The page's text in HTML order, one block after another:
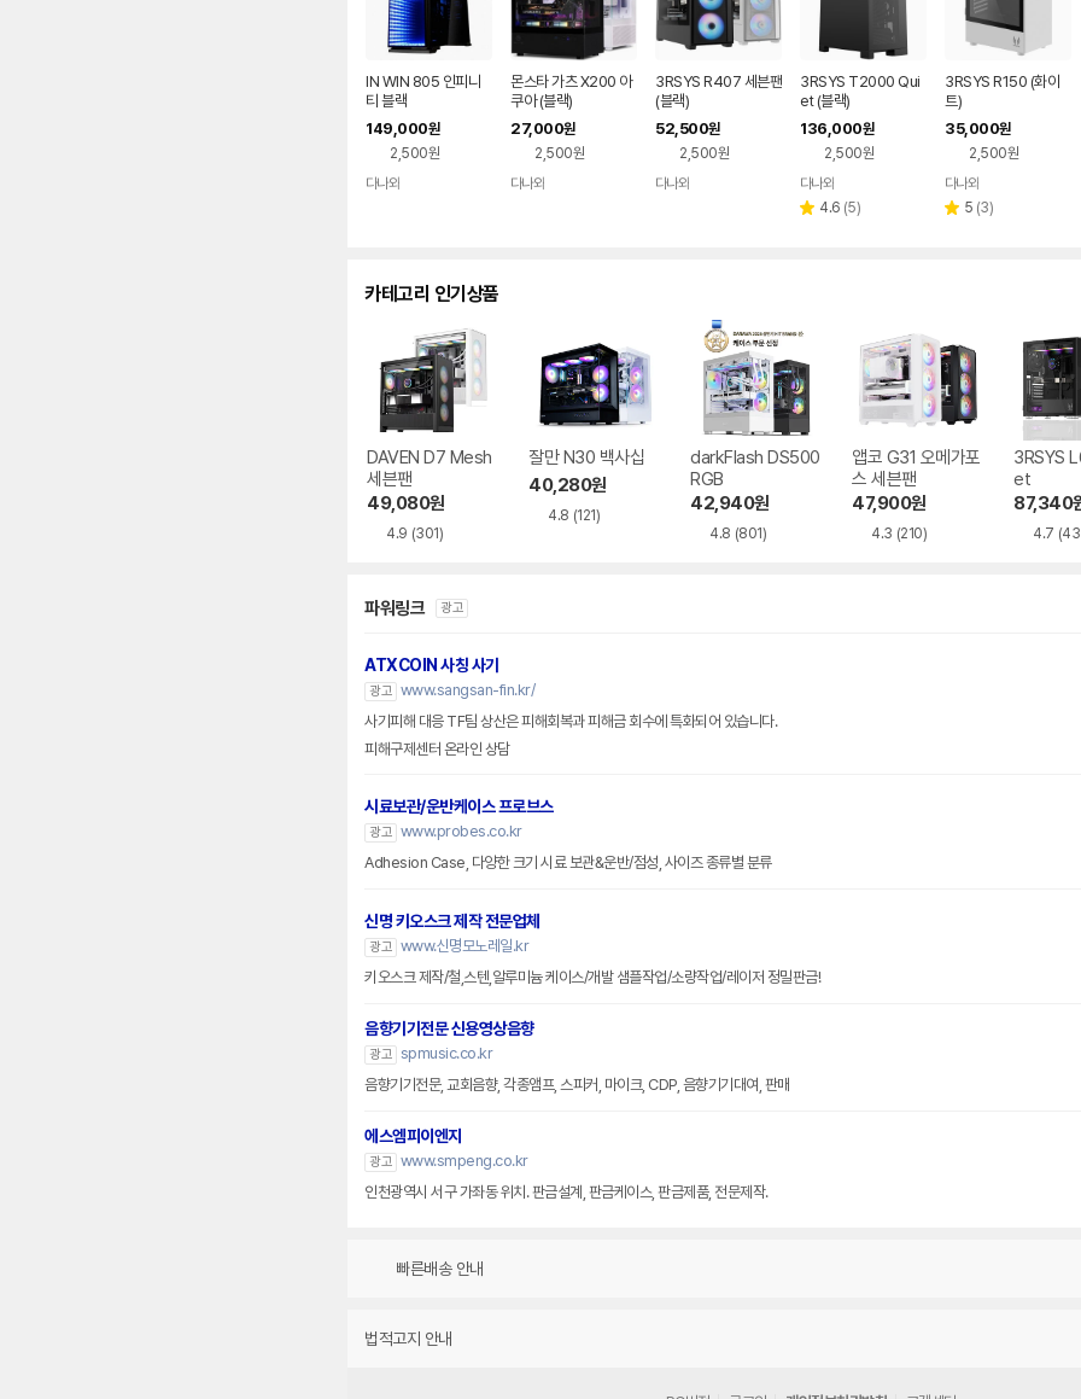
IN WIN 805 인피니
티 블랙
149,000원
2,500원
다나와
몬스타 가츠 X200 아
쿠아 (블랙)
27,000원
2,500원
다나와
3RSYS R407 세븐팬
(블랙)
52,500원
2,500원
다나와
3RSYS T2000 Qui
et (블랙)
136,000원
2,500원
페이
다나와
별 4.6 리
(5)
3RSYS R150 (화이
트)
35,000원
2,500원
페이
다나와
별 5 리
(3)
카테고리 인기상품
DAVEN D7 Mesh
세븐팬
49,080원
4.9 (301)
잘만 N30 백사십
40,280원
4.8 (121)
darkFlash DS500
RGB
42,940원
4.8 (801)
앱코 G31 오메가포
스 세븐팬
47,900원
4.3 (210)
3RSYS
et
87,340
4.7
파워링크 광고
ATXCOIN 사칭 사기
광고 www.sangsan-fin.kr/
사기피해 대응 TF팀 상산은 피해회복과 피해금 회수에 특화되어 있습니다.
피해구제센터 온라인 상담
시료보관/운반케이스 프로브스
광고 www.probes.co.kr
Adhesion Case, 다양한 크기 시료 보관&운반/점성, 사이즈 종류별 분류
신명 키오스크 제작 전문업체
광고 www.신명모노레일.kr
키오스크 제작/철,스텐,알루미늄 케이스/개발 샘플작업/소량작업/레이저 정밀판금!
음향기기전문 신용영상음향
광고 spmusic.co.kr
음향기기전문, 교회음향, 각종앰프, 스피커, 마이크, CDP, 음향기기대여, 판매
에스엠피이엔지
광고 www.smpeng.co.kr
인천광역시 서구 가좌동 위치. 판금설계, 판금케이스, 판금제품, 전문제작.
빠른배송 안내
법적고지 안내